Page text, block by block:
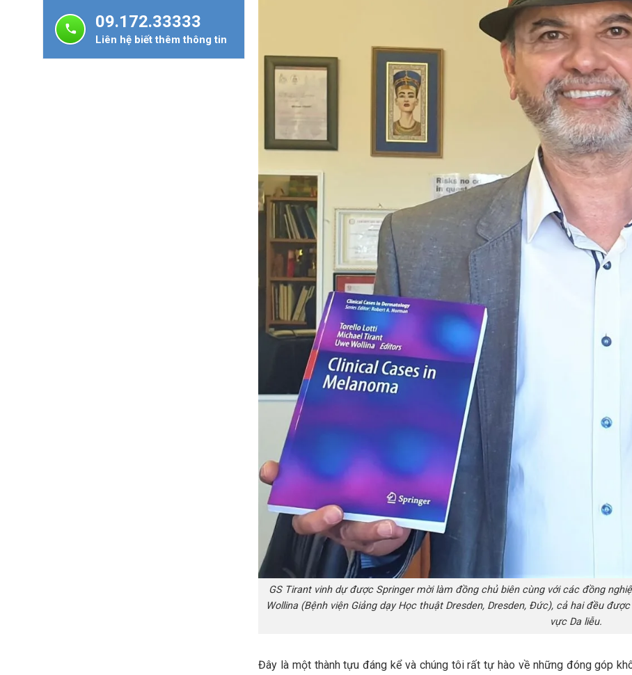
09.172.33333
Liên hệ biết thêm thông tin
GS Tirant vinh dự được Springer mời làm đồng chủ biên cùng với các đồng
Wollina (Bệnh viện Giảng dạy Học thuật Dresden, Dresden, Đức), cả hai đều
vực Da liễu.
Đây là một thành tựu đáng kể và chúng tôi rất tự hào về những đóng góp